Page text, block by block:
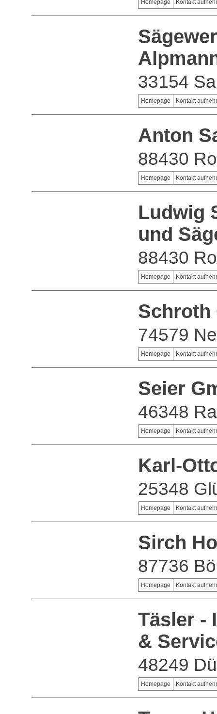
Homepage Kontakt
33154
Homepage Kontakt
Anton
88430
Homepage Kontakt
Ludwig
und
88430
Homepage Kontakt
Schroth
74579
Homepage Kontakt
Seier
46348
Homepage Kontakt
Karl-
25348
Homepage Kontakt
Sirch
87736
Homepage Kontakt
Täsler -
&
48249
Homepage Kontakt